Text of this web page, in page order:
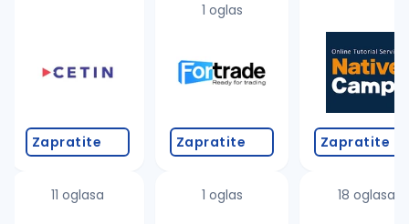
proverite pravopisne greške (koristite č, ć, š, đ,
promenite odabrane filtere pretrage
Zapratite
11 oglasa
1 oglas
Zapratite
1 oglas
Zapratite
18 oglasa